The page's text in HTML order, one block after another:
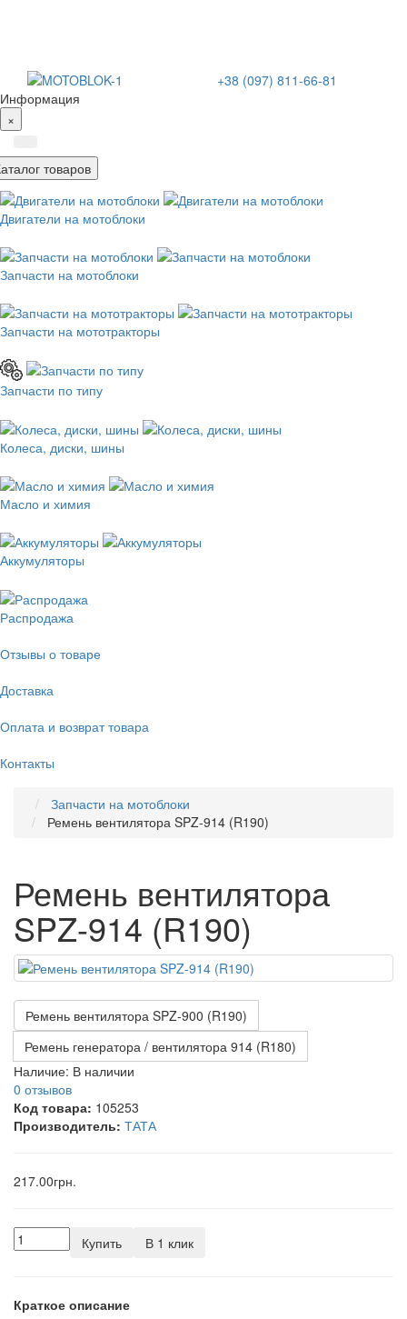
+38 (097) 811-66-81
Информация
×
товаров
Двигатели на мотоблоки
Запчасти на мотоблоки
Запчасти на мототракторы
Запчасти по типу
Колеса, диски, шины
Масло и химия
Аккумуляторы
Распродажа
Отзывы о товаре
Доставка
Оплата и возврат товара
Контакты
Запчасти на мотоблоки
Ремень вентилятора SPZ-914 (R190)
Ремень вентилятора
SPZ-914 (R190)
Ремень вентилятора SPZ-900 (R190)
Ремень генератора / вентилятора 914 (R180)
Наличие: В наличии
0 отзывов
Код товара: 105253
Производитель: ТАТА
217.00грн.
Купить В 1 клик
Краткое описание